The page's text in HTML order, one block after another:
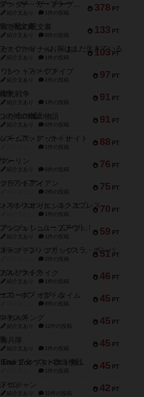
378 PT
アンダー・ザ・テーブラー
紹介文あり 1件の投稿
133 PT
宵と暁の呪文書
紹介文あり 8件の投稿
103 PT
セミファイナル ～お前はまだ生きている～
紹介文あり 1件の投稿
97 PT
ワン・トゥ・ファイブ
紹介文あり 1件の投稿
91 PT
南北戦争
紹介文あり 1件の投稿
91 PT
ふたつの城の物語
紹介文あり 6件の投稿
88 PT
ノームズ・アット・ナイト
1件の投稿
76 PT
マーリン
紹介文あり 6件の投稿
75 PT
フラットアイアン
2件の投稿
70 PT
トランスオリエント・エクスプレス
1件の投稿
59 PT
アンブッシュ！：ムーブアウト！
紹介文あり 1件の投稿
51 PT
キャプテン・フリップ：イスラ・ボンバ
2件の投稿
46 PT
ガルフストライク
紹介文あり 1件の投稿
45 PT
エコーズ・オブ・タイム
8件の投稿
45 PT
スカルキング
紹介文あり 12件の投稿
45 PT
海兵隊
紹介文あり 1件の投稿
45 PT
Bitter End ブタペスト救出作戦
1件の投稿
42 PT
ドコジャン
紹介文あり 10件の投稿